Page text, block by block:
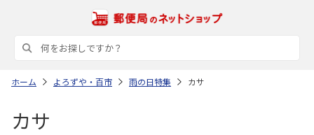
ホーム よろずや・百市 雨の日特集 カサ
カサ